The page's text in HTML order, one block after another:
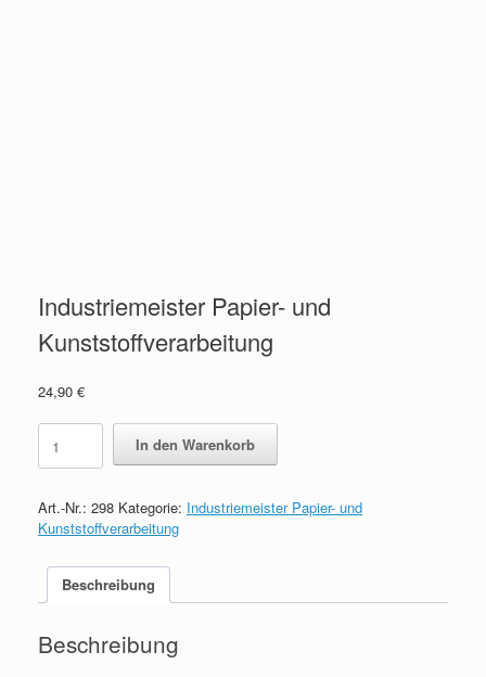
Industriemeister Papier- und
Kunststoffverarbeitung
24,90 €
Industriemeister
Papier-
und
quantity
In den Warenkorb
Art.-Nr.: 298 Kategorie: Industriemeister Papier- und
Kunststoffverarbeitung
Beschreibung
Beschreibung